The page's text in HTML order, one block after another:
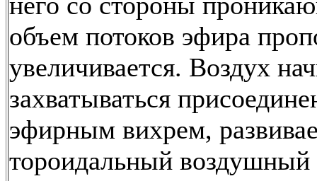
объем потоков эфира
увеличивается. Воздух
захватываться
эфирным вихрем,
тороидальный воздушный